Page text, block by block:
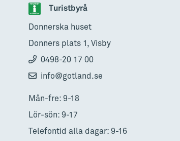
Turistbyrå
Donnerska huset
Donners plats 1, Visby
0498-20 17 00
info@gotland.se
Mån-fre: 9-18
Lör-sön: 9-17
Telefontid alla dagar: 9-16